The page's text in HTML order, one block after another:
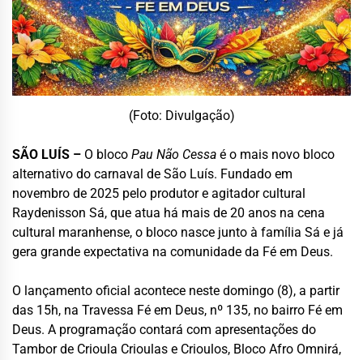
(Foto: Divulgação)
SÃO LUÍS – O bloco Pau Não Cessa é o mais novo bloco
alternativo do carnaval de São Luís. Fundado em
novembro de 2025 pelo produtor e agitador cultural
Raydenisson Sá, que atua há mais de 20 anos na cena
cultural maranhense, o bloco nasce junto à família Sá e já
gera grande expectativa na comunidade da Fé em Deus.
O lançamento oficial acontece neste domingo (8), a partir
das 15h, na Travessa Fé em Deus, nº 135, no bairro Fé em
Deus. A programação contará com apresentações do
Tambor de Crioula Crioulas e Crioulos, Bloco Afro Omnirá,